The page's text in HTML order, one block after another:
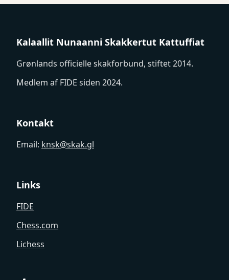
Kalaallit Nunaanni Skakkertut Kattuffiat
Grønlands officielle skakforbund, stiftet 2014.
Medlem af FIDE siden 2024.
Kontakt
Email: knsk@skak.gl
Links
FIDE
Chess.com
Lichess